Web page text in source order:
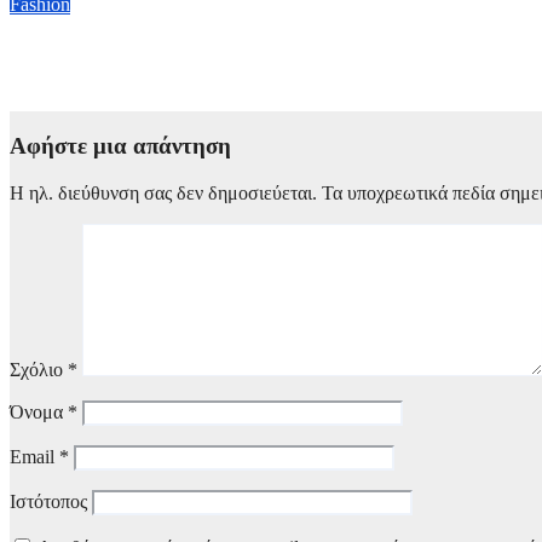
Fashion
Αφήστε μια απάντηση
Η ηλ. διεύθυνση σας δεν δημοσιεύεται. Τα υποχρεωτικά πεδία
Σχόλιο *
Όνομα *
Email *
Ιστότοπος